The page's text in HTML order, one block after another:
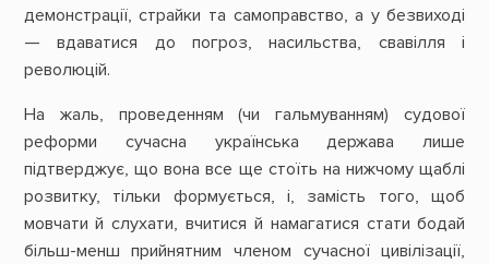
демонстрації, страйки та самоправство, а у безвиході
— вдаватися до погроз, насильства, свавілля і
революцій.
На жаль, проведенням (чи гальмуванням) судової
реформи сучасна українська держава лише
підтверджує, що вона все ще стоїть на нижчому щаблі
розвитку, тільки формується, і, замість того, щоб
мовчати й слухати, вчитися й намагатися стати бодай
більш-менш прийнятним членом сучасної цивілізації,